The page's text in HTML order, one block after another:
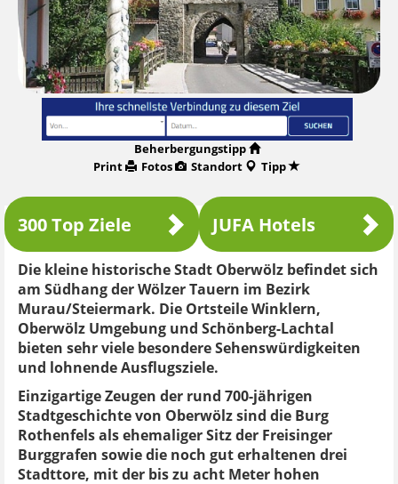
Beherbergungstipp
Print
Fotos Standort Tipp
300 Top Ziele JUFA Hotels
Die kleine historische Stadt Oberwölz befindet sich
am Südhang der Wölzer Tauern im Bezirk
Murau/Steiermark. Die Ortsteile Winklern,
Oberwölz Umgebung und Schönberg-Lachtal
bieten sehr viele besondere Sehenswürdigkeiten
und lohnende Ausflugsziele.
Einzigartige Zeugen der rund 700-jährigen
Stadtgeschichte von Oberwölz sind die Burg
Rothenfels als ehemaliger Sitz der Freisinger
Burggrafen sowie die noch gut erhaltenen drei
Stadttore, mit der bis zu acht Meter hohen